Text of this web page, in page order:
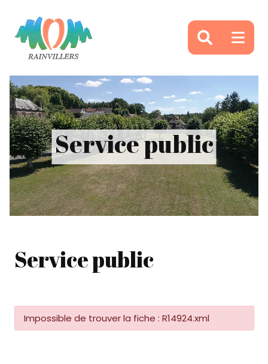
Service public
Service public
Impossible de trouver la fiche : R14924.xml